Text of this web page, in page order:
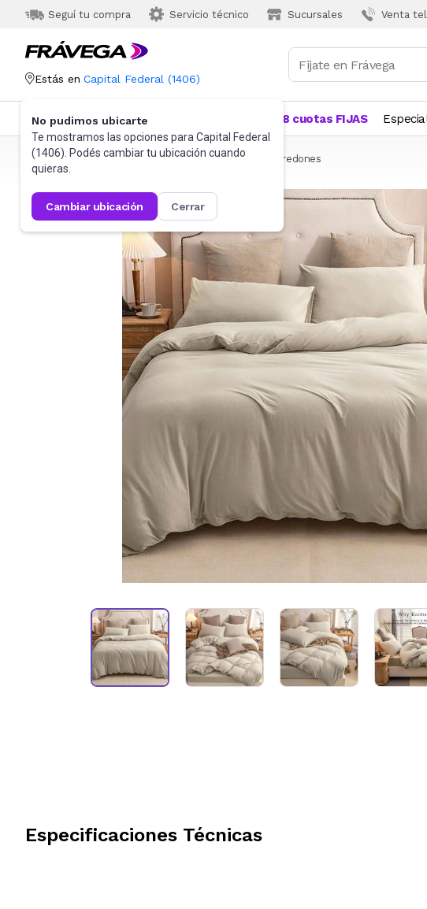
Seguí tu compra Servicio técnico Sucursales Venta
Estás en Capital Federal (1406)
No pudimos ubicarte
Te mostramos las opciones para Capital Federal
(1406). Podés cambiar tu ubicación cuando
quieras.
cambiar ubicación cerrar
Categorías Más Vendidos 18 cuotas FIJAS
Frávega Hogar Blanquería Ropa de cama Edredones
Especificaciones Técnicas